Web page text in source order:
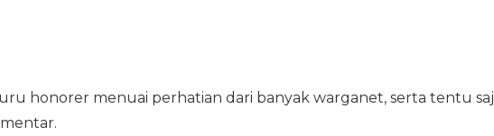
honorer menuai perhatian dari banyak warganet, serta tentu